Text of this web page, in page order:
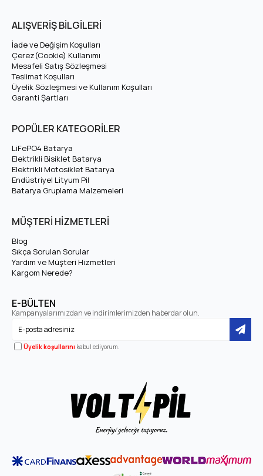
ALIŞVERİŞ BİLGİLERİ
İade ve Değişim Koşulları
Çerez(Cookie) Kullanımı
Mesafeli Satış Sözleşmesi
Teslimat Koşulları
Üyelik Sözleşmesi ve Kullanım Koşulları
Garanti Şartları
POPÜLER KATEGORİLER
LiFePO4 Batarya
Elektrikli Bisiklet Batarya
Elektrikli Motosiklet Batarya
Endüstriyel Lityum Pil
Batarya Gruplama Malzemeleri
MÜŞTERİ HİZMETLERİ
Blog
Sıkça Sorulan Sorular
Yardım ve Müşteri Hizmetleri
Kargom Nerede?
E-BÜLTEN
Kampanyalarımızdan ve indirimlerimizden haberdar olun.
Üyelik koşullarını kabul ediyorum.